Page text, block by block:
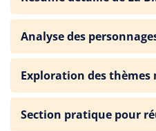
Analyse des
Exploration des
Section pratique pour